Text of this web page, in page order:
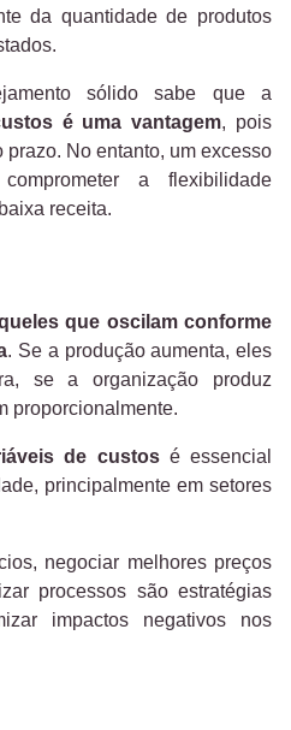
da quantidade de produtos
sólido sabe que a
é uma vantagem, pois
No entanto, um excesso
a flexibilidade
receita.
que oscilam conforme
. Se a produção aumenta, eles
se a organização produz
proporcionalmente.
​​de custosé essencial
principalmente em setores
negociar melhores preços
processos são estratégias
impactos negativos nos